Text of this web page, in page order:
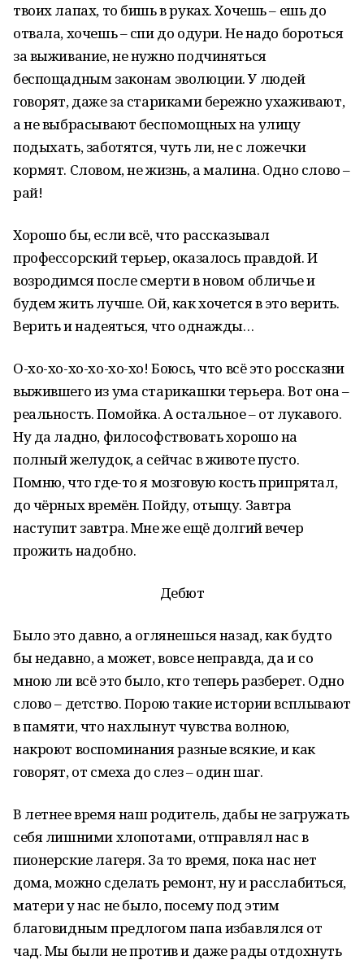
твоих лапах, то бишь в руках. Хочешь – ешь до
отвала, хочешь – спи до одури. Не надо бороться
за выживание, не нужно подчиняться
беспощадным законам эволюции. У людей
говорят, даже за стариками бережно ухаживают,
а не выбрасывают беспомощных на улицу
подыхать, заботятся, чуть ли, не с ложечки
кормят. Словом, не жизнь, а малина. Одно слово –
рай!
Хорошо бы, если всё, что рассказывал
профессорский терьер, оказалось правдой. И
возродимся после смерти в новом обличье и
будем жить лучше. Ой, как хочется в это верить.
Верить и надеяться, что однажды…
О-хо-хо-хо-хо-хо-хо! Боюсь, что всё это россказни
выжившего из ума старикашки терьера. Вот она –
реальность. Помойка. А остальное – от лукавого.
Ну да ладно, философствовать хорошо на
полный желудок, а сейчас в животе пусто.
Помню, что где-то я мозговую кость припрятал,
до чёрных времён. Пойду, отыщу. Завтра
наступит завтра. Мне же ещё долгий вечер
прожить надобно.
Дебют
Было это давно, а оглянешься назад, как будто
бы недавно, а может, вовсе неправда, да и со
мною ли всё это было, кто теперь разберет. Одно
слово – детство. Порою такие истории всплывают
в памяти, что нахлынут чувства волною,
накроют воспоминания разные всякие, и как
говорят, от смеха до слез – один шаг.
В летнее время наш родитель, дабы не загружать
себя лишними хлопотами, отправлял нас в
пионерские лагеря. За то время, пока нас нет
дома, можно сделать ремонт, ну и расслабиться,
матери у нас не было, посему под этим
благовидным предлогом папа избавлялся от
чад. Мы были не против и даже рады отдохнуть